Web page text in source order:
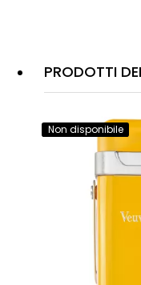
PRODOTTI
Non disponibile